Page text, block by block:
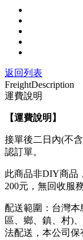
返回列表
FreightDescription
運費說明
【運費說明 】
接單後二日內(不
認訂單。
此商品非DIY商品
200元，無回收服務
配送範圍：台灣
區、鄉、鎮、村)
法配送，本公司保